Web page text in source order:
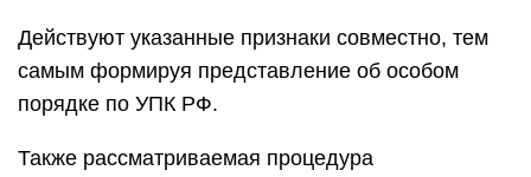
Действуют указанные признаки совместно, тем
самым формируя представление об особом
порядке по УПК РФ.
Также рассматриваемая процедура